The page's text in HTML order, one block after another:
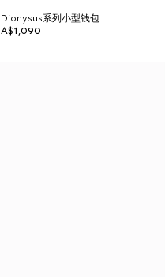
Dionysus系列小型钱包
A$1,090